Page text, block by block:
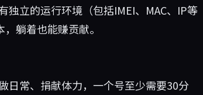
独立的运行环境（包括IMEI、MAC、IP等
躺着也能赚贡献。
日常、捐献体力，一个号至少需要30分